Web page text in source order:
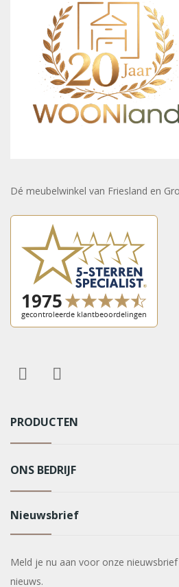
Dé meubelwinkel van Friesland en
PRODUCTEN
ONS BEDRIJF
Nieuwsbrief
Meld je nu aan voor onze
nieuws.